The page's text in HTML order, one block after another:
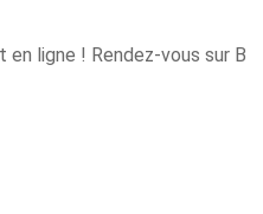
ligne ! Rendez-vous sur B